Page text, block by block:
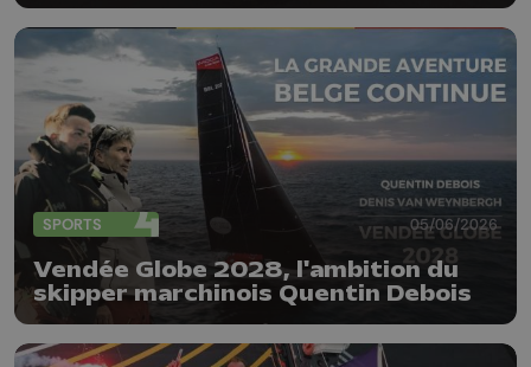
SPORTS 05/06/2026
Vendée Globe 2028, l'ambition du
skipper marchinois Quentin Debois